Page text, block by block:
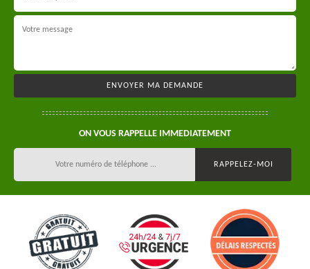
ON VOUS RAPPELLE IMMEDIATEMENT